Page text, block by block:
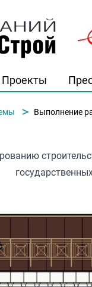
Проекты
Выполнение работ